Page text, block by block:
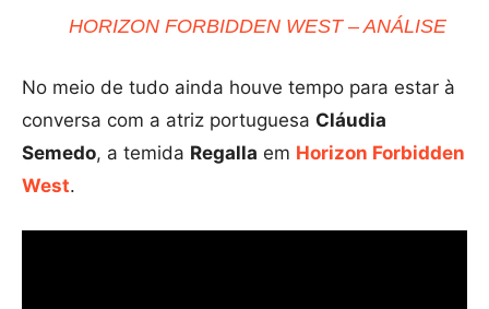
HORIZON FORBIDDEN WEST – ANÁLISE
No meio de tudo ainda houve tempo para estar à
conversa com a atriz portuguesa Cláudia
Semedo, a temida Regalla em Horizon Forbidden
West.